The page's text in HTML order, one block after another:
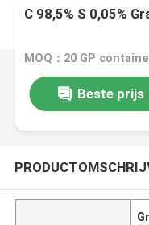
C 98,5% S 0,05%
MOQ：20 GP
Beste prijs